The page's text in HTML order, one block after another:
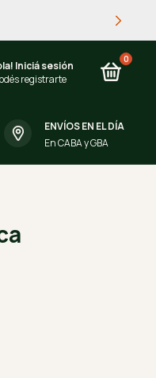
Iniciá sesión
registrarte
0
ENVÍOS EN EL DÍA
En CABA y GBA